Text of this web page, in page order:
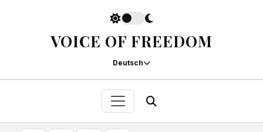
VOICE OF FREEDOM
Deutsch